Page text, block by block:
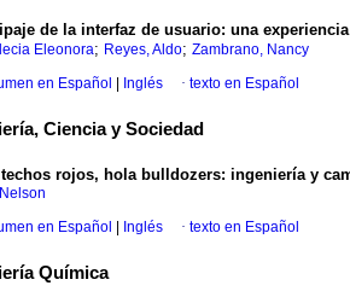
de la interfaz de usuario: una
Eleonora; Reyes, Aldo; Zambrano, Nancy
en Español Inglés · texto en Español
Ciencia y Sociedad
rojos, hola bulldozers: ingeniería y
en Español Inglés · texto en Español
Química